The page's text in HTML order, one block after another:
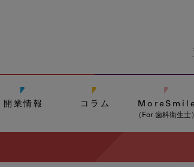
開業情報 コラム MoreSmile
（For 歯科衛生士）